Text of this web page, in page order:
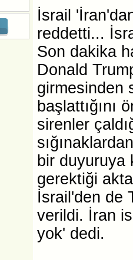
İsrail
reddetti...
Son dakika
Donald
girmesinden
başlattığını
sirenler
bir duyuruya
gerektiği
İsrail'den de
verildi. İran
yok' dedi.